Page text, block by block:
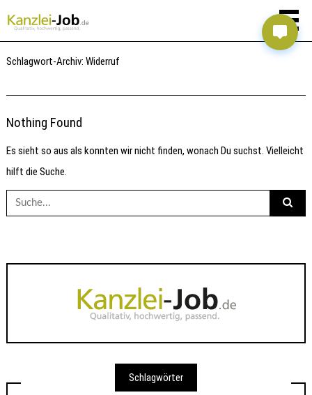
Schlagwort-Archiv:Widerruf
Nothing Found
Es sieht so aus als konnten wir nicht finden, wonach Du suchst. Vielleicht
hilft die Suche.
Suche
nach:
Schlagwörter